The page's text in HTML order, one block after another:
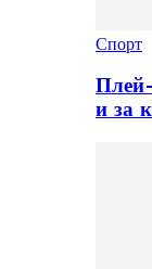
Спорт
и за